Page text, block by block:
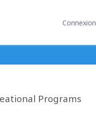
Connexion
Programs